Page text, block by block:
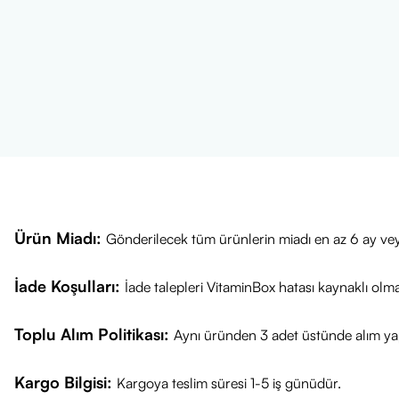
Sadece harici
Bebek ve
kalmamaya
Ürün Miadı: Gönderilecek tüm ürünlerin miadı en az 6 ay
İade Koşulları: İade talepleri VitaminBox hatası kaynaklı
Toplu Alım Politikası: Aynı üründen 3 adet üstünde alım
Kargo Bilgisi: Kargoya teslim süresi 1-5 iş günüdür.